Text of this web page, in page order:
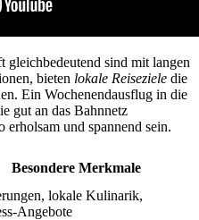
gleichbedeutend sind mit langen
bieten lokale Reiseziele die
Ein Wochenendausflug in die
gut an das Bahnnetz
erholsam und spannend sein.
Besondere Merkmale
lokale Kulinarik,
Angebote